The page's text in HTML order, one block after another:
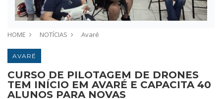
HOME NOTÍCIAS Avaré
AVARÉ
CURSO DE PILOTAGEM DE DRONES
TEM INÍCIO EM AVARÉ E CAPACITA 40
ALUNOS PARA NOVAS